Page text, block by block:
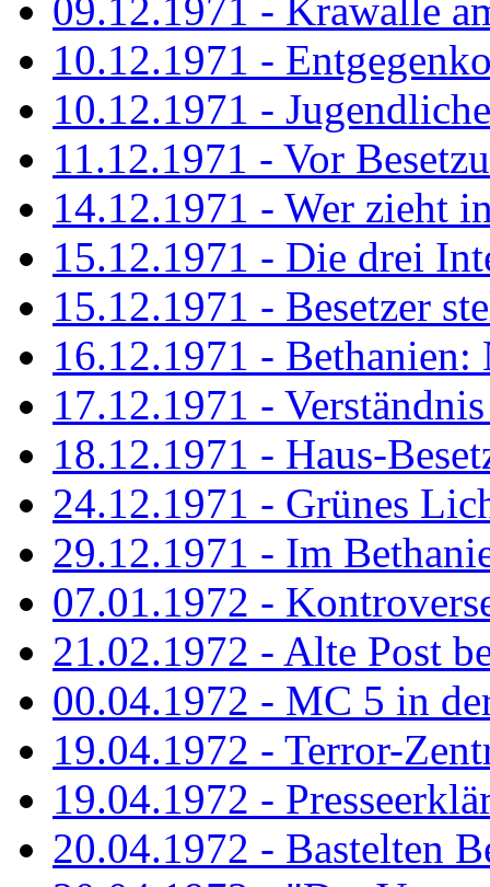
09.12.1971 - Krawalle
10.12.1971 -
10.12.1971 -
11.12.1971 - Vor
14.12.1971 - Wer zieht
15.12.1971 - Die drei
15.12.1971 - Besetzer
16.12.1971 - Bethanien:
17.12.1971 -
18.12.1971 - Haus-
24.12.1971 - Grünes
29.12.1971 - Im
07.01.1972 -
21.02.1972 - Alte Post
00.04.1972 - MC 5 in
19.04.1972 - Terror-
19.04.1972 -
20.04.1972 - Bastelten